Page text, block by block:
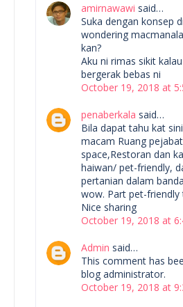
amirnawawi said…
Suka dengan konsep
wondering
kan?
Aku ni rimas sikit
bergerak bebas ni
October 19, 2018 at
penaberkala said…
Bila dapat tahu kat
macam Ruang
space,Restoran dan
haiwan/ pet-friendly,
pertanian dalam
wow. Part pet-friendly
Nice sharing
October 19, 2018 at
Admin said…
This comment has
blog administrator.
October 19, 2018 at